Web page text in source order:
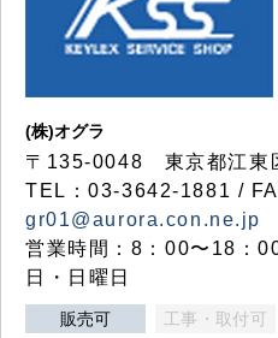
(株)オグラ
〒135-0048 東京都江東
TEL：03-3642-1881 /
gr01@aurora.con.ne.jp
営業時間：8：00〜18：
日・日曜日
販売可 工事・取付可